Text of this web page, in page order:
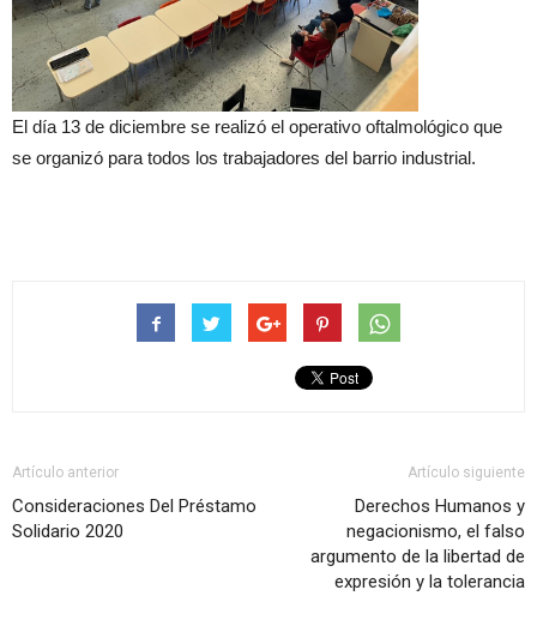
El día 13 de diciembre se realizó el operativo oftalmológico que
se organizó para todos los trabajadores del barrio industrial.
Artículo anterior
Consideraciones Del Préstamo
Solidario 2020
Artículo siguiente
Derechos Humanos y
negacionismo, el falso
argumento de la libertad de
expresión y la tolerancia